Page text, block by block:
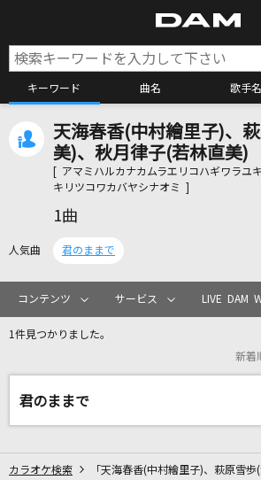
キーワード 曲名 歌手名
カラオケ検索
カラオケ店舗検索
全国りれき
リアルタイムで歌われている
眠り姫
SEKAI NO OWARI(世界の終わり)
好きすぎて滅！
天海春香(中村繪里子)、
美)、秋月律子(若林直美)
[ アマミハルカナカムラエリコハギワラユ
キリツコワカバヤシナオミ ]
1曲
人気曲 君のままで
コンテンツ サービス LIVE DAM
1件見つかりました。
新着
君のままで
カラオケ検索 「天海春香(中村繪里子)、萩原雪